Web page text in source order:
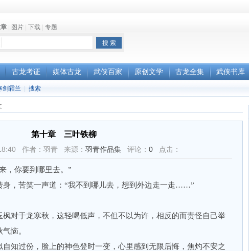
图片 下载 专题
古龙考证 媒体古龙 武侠百家 原创文学 古龙全集 武侠书库
剑霜兰 搜索
第十章 三叶铁柳
作者：羽青 来源： 羽青作品集 评论： 0 点击：
你要到哪里去。”
，苦笑一声道：“我不到哪儿去，想到外边走一走……”
于龙寒秋，这轻喝低声，不但不以为许，相反的而责怪自己举
恼。
过份，脸上的神色登时一变，心里感到无限后悔，焦灼不安之